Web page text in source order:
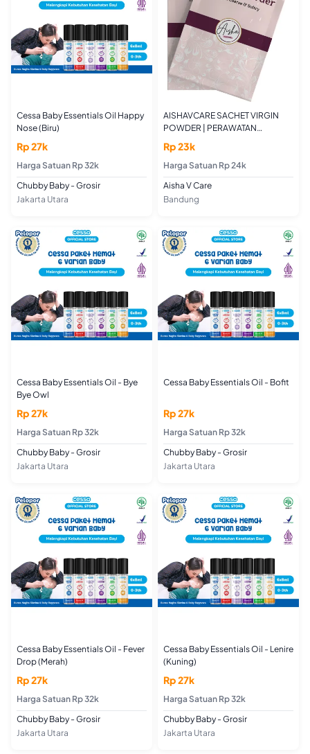
Cessa Baby Essentials Oil Happy
Nose (Biru)
Rp 27k
Harga Satuan Rp 32k
Chubby Baby - Grosir
Jakarta Utara
AISHAVCARE SACHET VIRGIN
POWDER | PERAWATAN
KEWANITAAN HERBAL | MISS V
RAPAT DAN KESAT
Rp 23k
Harga Satuan Rp 24k
Aisha V Care
Bandung
Cessa Baby Essentials Oil - Bye
Bye Owl
Rp 27k
Harga Satuan Rp 32k
Chubby Baby - Grosir
Jakarta Utara
Cessa Baby Essentials Oil - Bofit
Rp 27k
Harga Satuan Rp 32k
Chubby Baby - Grosir
Jakarta Utara
Cessa Baby Essentials Oil - Fever
Drop (Merah)
Rp 27k
Harga Satuan Rp 32k
Chubby Baby - Grosir
Jakarta Utara
Cessa Baby Essentials Oil - Lenire
(Kuning)
Rp 27k
Harga Satuan Rp 32k
Chubby Baby - Grosir
Jakarta Utara